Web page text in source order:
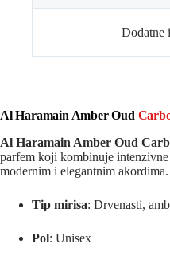
Dodatne
Al Haramain Amber Oud
Al Haramain Amber Oud
parfem koji kombinuje
modernim i elegantnim akordima.
Tip mirisa: Drvenasti,
Pol: Unisex